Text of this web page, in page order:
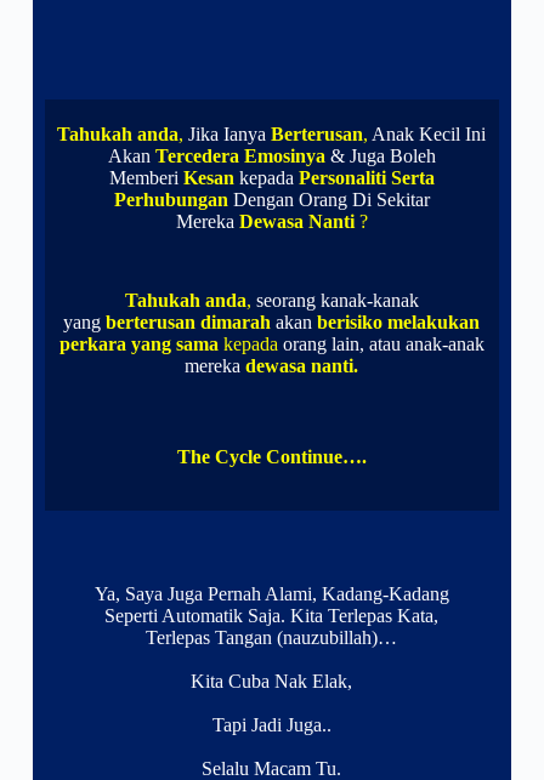
Tahukah anda,Jika Ianya Berterusan, Anak Kecil Ini
Akan Tercedera Emosinya & Juga Boleh
Memberi Kesan kepada Personaliti Serta
Perhubungan Dengan Orang Di Sekitar
Mereka Dewasa Nanti ?
Tahukah anda, seorang kanak-kanak
yangberterusan dimarah akan berisiko melakukan
perkara yang sama kepada orang lain, atau anak-anak
mereka dewasa nanti.
The Cycle Continue….
Ya, Saya Juga Pernah Alami, Kadang-Kadang
Seperti Automatik Saja. Kita Terlepas Kata,
Terlepas Tangan (nauzubillah)…
Kita Cuba Nak Elak,
Tapi Jadi Juga..
Selalu Macam Tu.